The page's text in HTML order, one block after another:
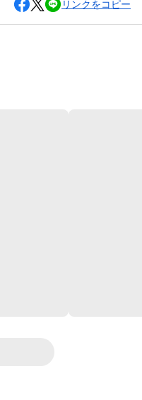
リンクをコピー